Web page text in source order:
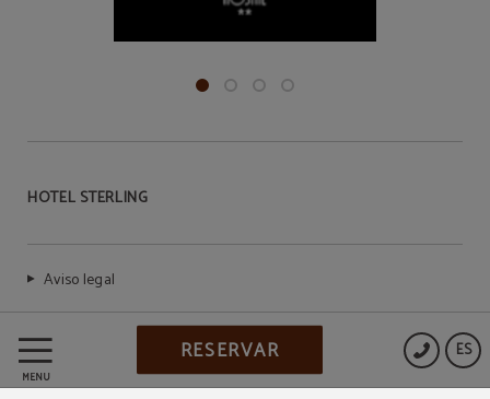
MENÚ
ES
RESERVAR
HOTEL STERLING
Aviso legal
Política de Cookies